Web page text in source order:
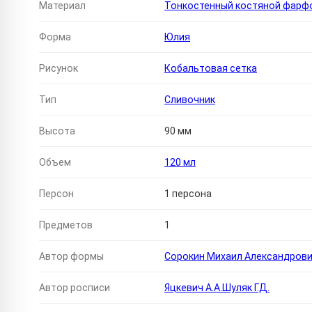
Материал Тонкостенный костяной
Форма Юлия
Рисунок Кобальтовая сетка
Тип Сливочник
Высота 90 мм
Объем 120 мл
Персон 1 персона
Предметов 1
Автор формы Сорокин Михаил
Автор росписи Яцкевич А.А.Шуляк Г.Д.